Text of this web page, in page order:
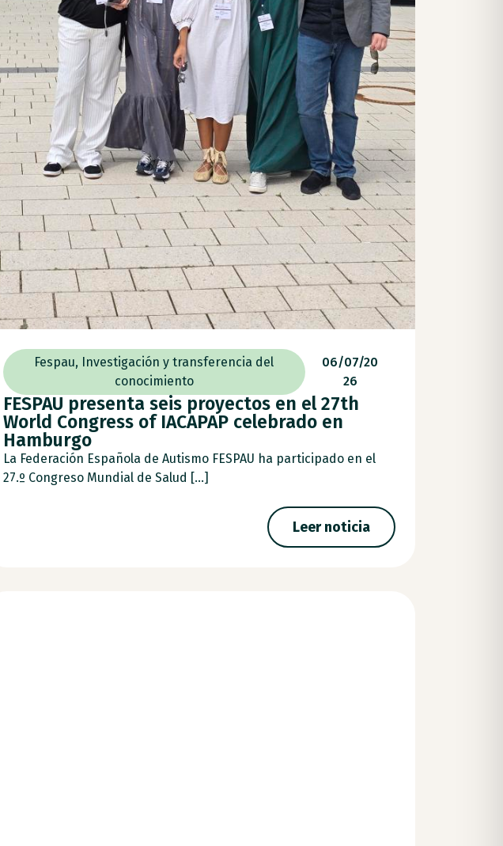
Fespau, Investigación y transferencia del
conocimiento
06/07/20
26
FESPAU presenta seis proyectos en el 27th
World Congress of IACAPAP celebrado en
Hamburgo
La Federación Española de Autismo FESPAU ha participado en el
27.º Congreso Mundial de Salud [...]
Leer noticia